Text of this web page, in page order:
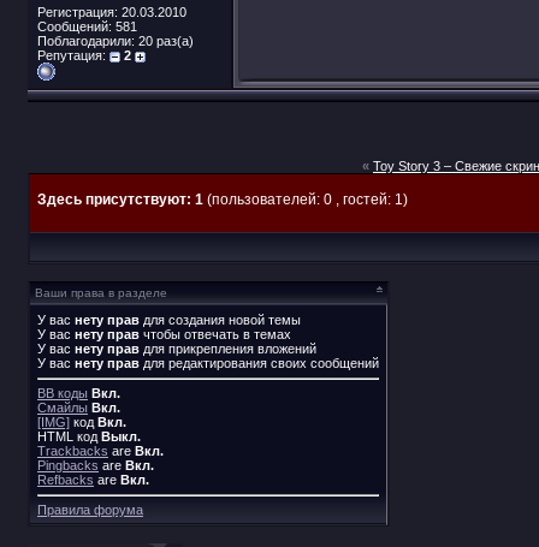
Регистрация: 20.03.2010
Сообщений: 581
Поблагодарили: 20 раз(а)
Репутация:
2
« Toy Story 3 – Свежие
Здесь присутствуют: 1 (пользователей: 0 , гостей: 1)
Ваши права в разделе
У вас нету прав для создания новой темы
У вас нету прав чтобы отвечать в темах
У вас нету прав для прикрепления вложений
У вас нету прав для редактирования своих сообщений
BB коды Вкл.
Смайлы Вкл.
[IMG] код Вкл.
HTML код Выкл.
Trackbacks are Вкл.
Pingbacks are Вкл.
Refbacks are Вкл.
Правила форума